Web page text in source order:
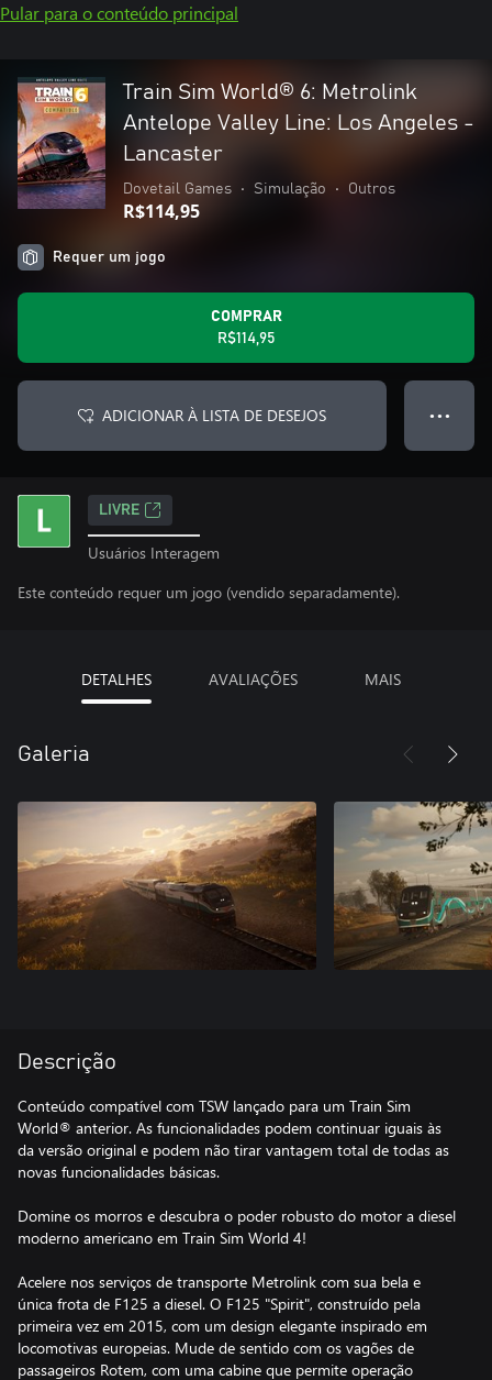
Pular para o conteúdo principal
Train Sim World® 6: Metrolink
Antelope Valley Line: Los Angeles -
Lancaster
Dovetail Games • Simulação • Outros
R$114,95
Requer um jogo
COMPRAR
R$114,95
ADICIONAR À LISTA DE DESEJOS ● ● ●
LIVRE
Usuários Interagem
Este conteúdo requer um jogo (vendido separadamente).
DETALHES AVALIAÇÕES MAIS
Galeria
Descrição
Conteúdo compatível com TSW lançado para um Train Sim
World® anterior. As funcionalidades podem continuar iguais às
da versão original e podem não tirar vantagem total de todas as
novas funcionalidades básicas.
Domine os morros e descubra o poder robusto do motor a diesel
moderno americano em Train Sim World 4!
Acelere nos serviços de transporte Metrolink com sua bela e
única frota de F125 a diesel. O F125 "Spirit", construído pela
primeira vez em 2015, com um design elegante inspirado em
locomotivas europeias. Mude de sentido com os vagões de
passageiros Rotem, com uma cabine que permite operação